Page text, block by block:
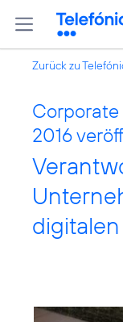
Zurück zu
Corporate
2016